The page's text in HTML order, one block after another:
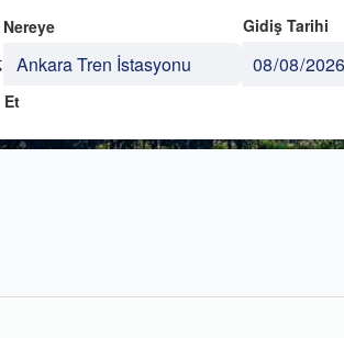
Nereye
Gidiş Tarihi